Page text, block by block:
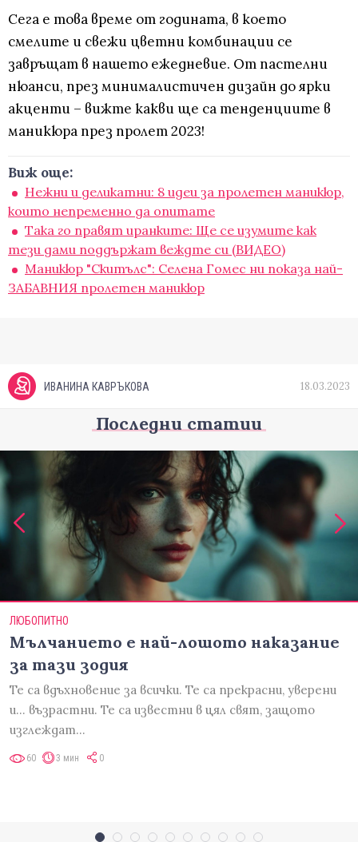
Сега е това време от годината, в което
смелите и свежи цветни комбинации се
завръщат в нашето ежедневие. От пастелни
нюанси, през минималистичен дизайн до ярки
акценти – вижте какви ще са тенденциите в
маникюра през пролет 2023!
Виж още:
Нежни и деликатни: 8 идеи за пролетен маникюр,
които непременно да опитате
Tака го правят иранките: Ще се изумите как
тези дами поддържат веждте си (ВИДЕО)
Маникюр "Скитълс": Селена Гомес ни показа най-
ЗАБАВНИЯ пролетен маникюр
ИВАНИНА КАВРЪКОВА 18.03.2023
Последни статии
ЛЮБОПИТНО
Мълчанието е най-лошото наказание
за тази зодия
Те са вдъхновение за всички. Те са прекрасни, уверени
и... възрастни. Те са известни в цял свят, защото
изглеждат…
60 3 мин 0